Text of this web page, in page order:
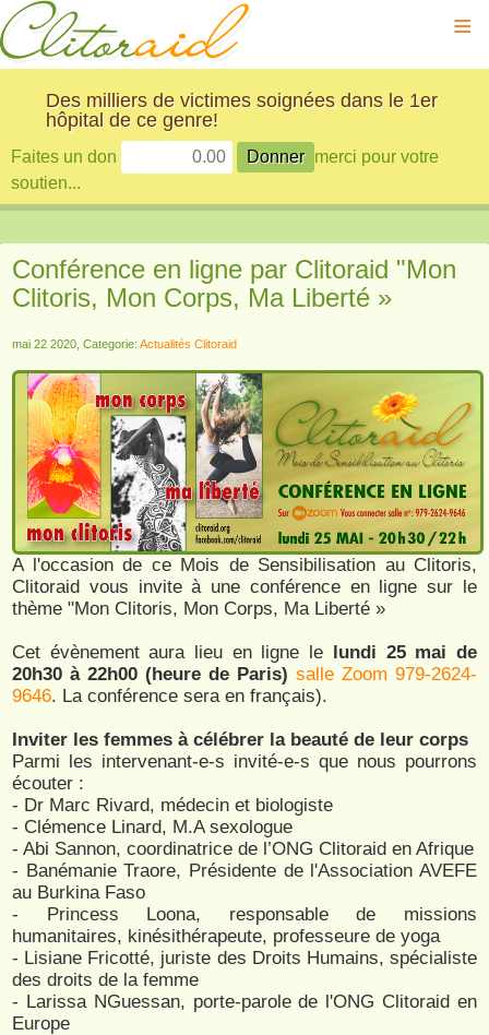
≡
Des milliers de victimes soignées dans le 1er
hôpital de ce genre!
Faites un don
merci pour votre
soutien...
Conférence en ligne par Clitoraid "Mon
Clitoris, Mon Corps, Ma Liberté »
mai 22 2020, Categorie: Actualités Clitoraid
A l'occasion de ce Mois de Sensibilisation au Clitoris,
Clitoraid vous invite à une conférence en ligne sur le
thème "Mon Clitoris, Mon Corps, Ma Liberté »
Cet évènement aura lieu en ligne le lundi 25 mai de
20h30 à 22h00 (heure de Paris) salle Zoom 979-2624-
9646. La conférence sera en français).
Inviter les femmes à célébrer la beauté de leur corps
Parmi les intervenant-e-s invité-e-s que nous pourrons
écouter :
- Dr Marc Rivard, médecin et biologiste
- Clémence Linard, M.A sexologue
- Abi Sannon, coordinatrice de l’ONG Clitoraid en Afrique
- Banémanie Traore, Présidente de l'Association AVEFE
au Burkina Faso
- Princess Loona, responsable de missions
humanitaires, kinésithérapeute, professeure de yoga
- Lisiane Fricotté, juriste des Droits Humains, spécialiste
des droits de la femme
- Larissa NGuessan, porte-parole de l'ONG Clitoraid en
Europe